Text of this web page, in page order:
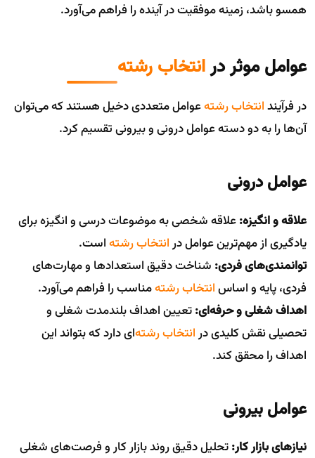
همسو باشد، زمینه موفقیت در آینده را فراهم می‌آورد.
عوامل موثر درانتخاب رشته
در فرآیندانتخاب رشتهعوامل متعددی دخیل هستند که می‌توان
آن‌ها را به دو دسته عوامل درونی و بیرونی تقسیم کرد.
عوامل درونی
علاقه و انگیزه:علاقه شخصی به موضوعات درسی و انگیزه برای
یادگیری از مهم‌ترین عوامل درانتخاب رشتهاست.
توانمندی‌های فردی: شناخت دقیق استعدادها و مهارت‌های
فردی، پایه و اساسانتخاب رشتهمناسب را فراهم می‌آورد.
اهداف شغلی و حرفه‌ای:تعیین اهداف بلندمدت شغلی و
تحصیلی نقش کلیدی درانتخاب رشته‌ای دارد که بتواند این
اهداف را محقق کند.
عوامل بیرونی
نیازهای بازار کار:تحلیل دقیق روند بازار کار و فرصت‌های شغلی